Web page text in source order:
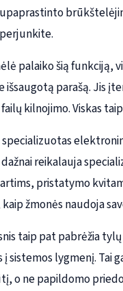
palaiko šią funkciją,
parašą. Jis
kilnojimo. Viskas
reikalauja
pristatymo
žmonės naudoja
taip pat pabrėžia
į sistemos lygmenį.
o ne papildomo